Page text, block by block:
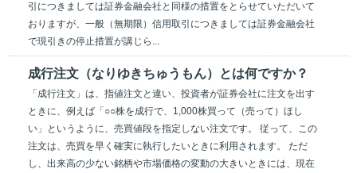
引につきましては証券金融会社と同様の措置をとらせていただいて
おりますが、一般（無期限）信用取引につきましては証券金融会社
で現引きの停止措置が講じら...
成行注文（なりゆきちゅうもん）とは何ですか？
「成行注文」は、指値注文と違い、投資者が証券会社に注文を出す
ときに、例えば「○○株を成行で、1,000株買って（売って）ほし
い」というように、売買値段を指定しない注文です。 従って、この
注文は、売買を早く確実に執行したいときに利用されます。 ただ
し、出来高の少ない銘柄や市場価格の変動の大きいときには、現在